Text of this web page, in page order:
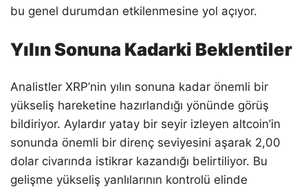
bu genel durumdan etkilenmesine yol açıyor.
Yılın Sonuna Kadarki Beklentiler
Analistler XRP’nin yılın sonuna kadar önemli bir
yükseliş hareketine hazırlandığı yönünde görüş
bildiriyor. Aylardır yatay bir seyir izleyen altcoin’in
sonunda önemli bir direnç seviyesini aşarak 2,00
dolar civarında istikrar kazandığı belirtiliyor. Bu
gelişme yükseliş yanlılarının kontrolü elinde